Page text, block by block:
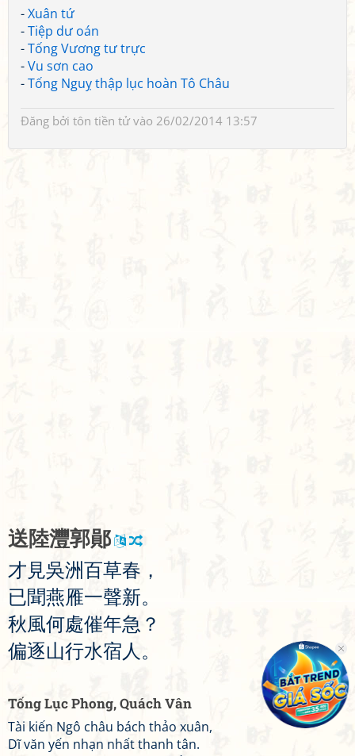
-Xuân tứ
-Tiệp dư oán
-Tống Vương tư trực
-Vu sơn cao
-Tống Nguỵ thập lục hoàn Tô Châu
Đăng bởi tôn tiền tửvào 26/02/2014 13:57
送陸灃郭鄖
才 見吳洲百草春 ，
已聞燕雁一聲新。
秋風何處催年急 ？
偏逐山行水宿 人 。
Tống Lục Phong, Quách Vân
Tài kiến Ngô châu bách thảo xuân,
Dĩ văn yến nhạn nhất thanh tân.